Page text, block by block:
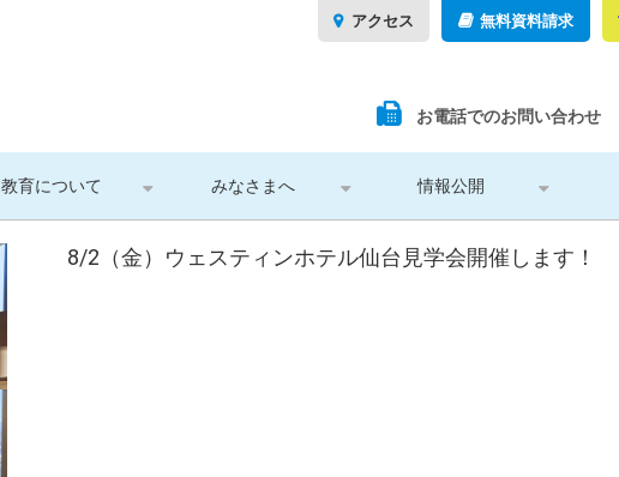
アクセス 無料資料請求
お電話でのお問い合わせ
教育について みなさまへ 情報公開
8/2（金）ウェスティンホテル仙台見学会開催します！